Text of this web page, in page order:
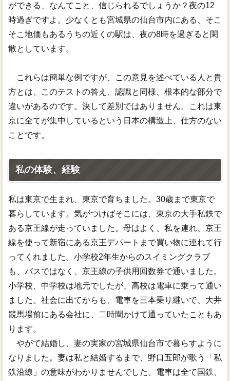
ができる、なんてこと、信じられるでしょうか？夜の12
時過ぎですよ。少なくとも宮城県の仙台市内にある、そこ
そこ地価もあるうちの近くの駅は、夜の8時を過ぎると閑
散としています。
これらは簡単な例ですが、この意見を述べている人と貴
方とは、このテストの答え、認識と同様、根本的な部分で
違いがあるのです。決して差別ではありません。これは東
京に全てが集中しているという日本の構造上、仕方のない
ことです。
私の体験、経験
私は東京で生まれ、東京で育ちました。30歳まで東京で
暮らしています。気がつけばそこには、東京の大手私鉄で
ある京王線が走っていました。母はよく、私を連れ、京王
線を使って新宿にある京王デパートまで買い物に連れて行
ってくれました。小学校2年生からのスイミングクラブ
も、バスではなく、京王線の子供用回数券で通いました。
小学校、中学校は地元でしたが、高校は電車に乗って通い
ました。社会に出てからも、電車を三本乗り継いで、大井
競馬場前にある会社に、二時間かけて通っていたこともあ
ります。
やがて結婚し、妻の実家の宮城県仙台市で暮らすように
なりました。妻は私と結婚するまで、野口五郎が歌う「私
鉄沿線」の意味がわかりませんでした。電車は全て国鉄、